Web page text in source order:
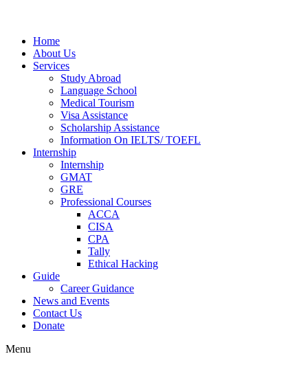
Home
About Us
Services
Study Abroad
Language School
Medical Tourism
Visa Assistance
Scholarship Assistance
Information On IELTS/ TOEFL
Internship
Internship
GMAT
GRE
Professional Courses
ACCA
CISA
CPA
Tally
Ethical Hacking
Guide
Career Guidance
News and Events
Contact Us
Donate
Menu